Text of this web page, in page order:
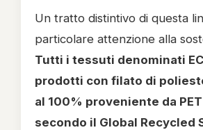
Un tratto distintivo di questa
particolare attenzione alla
Tutti i tessuti denominati
prodotti con filato di
al 100% proveniente da
secondo il Global Recycled